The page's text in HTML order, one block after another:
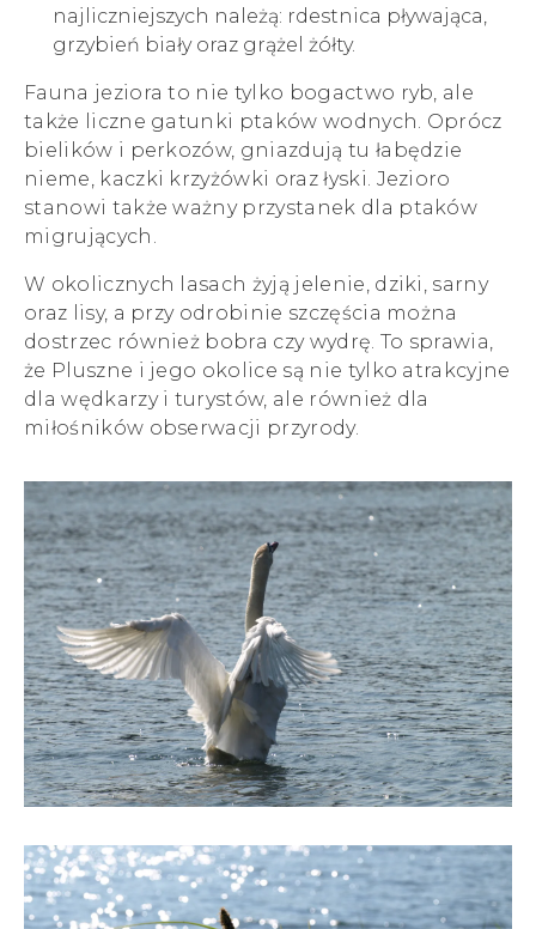
najliczniejszych należą: rdestnica pływająca,
grzybień biały oraz grążel żółty.
Fauna jeziora to nie tylko bogactwo ryb, ale
także liczne gatunki ptaków wodnych. Oprócz
bielików i perkozów, gniazdują tu łabędzie
nieme, kaczki krzyżówki oraz łyski. Jezioro
stanowi także ważny przystanek dla ptaków
migrujących.
W okolicznych lasach żyją jelenie, dziki, sarny
oraz lisy, a przy odrobinie szczęścia można
dostrzec również bobra czy wydrę. To sprawia,
że Pluszne i jego okolice są nie tylko atrakcyjne
dla wędkarzy i turystów, ale również dla
miłośników obserwacji przyrody.